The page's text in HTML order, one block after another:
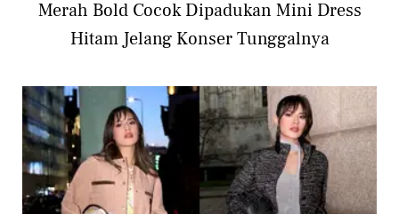
Merah Bold Cocok Dipadukan Mini Dress
Hitam Jelang Konser Tunggalnya